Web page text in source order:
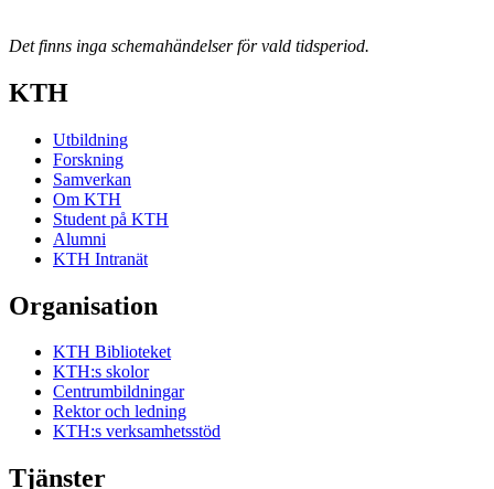
Det finns inga schemahändelser för vald tidsperiod.
KTH
Utbildning
Forskning
Samverkan
Om KTH
Student på KTH
Alumni
KTH Intranät
Organisation
KTH Biblioteket
KTH:s skolor
Centrumbildningar
Rektor och ledning
KTH:s verksamhetsstöd
Tjänster